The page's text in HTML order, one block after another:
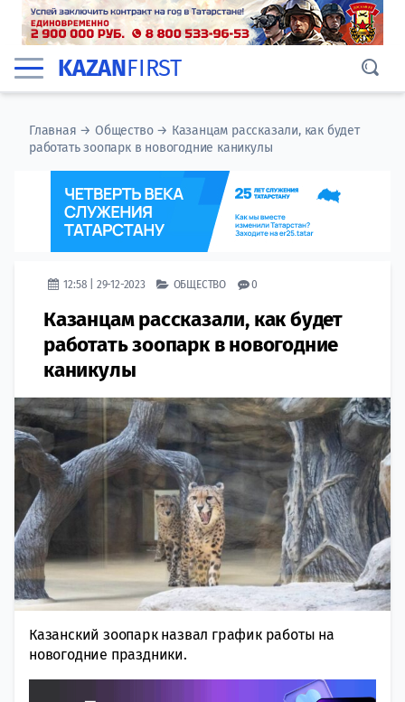
KAZANFIRST
Главная →Общество→ Казанцам рассказали, как будет
работать зоопарк в новогодние каникулы
12:58 | 29-12-2023 ОБЩЕСТВО 0
Казанцам рассказали, как будет
работать зоопарк в новогодние
каникулы
Казанский зоопарк назвал график работы на
новогодние праздники.